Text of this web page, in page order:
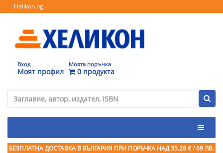
Helikon.bg
Вход
Моят профил
Моята поръчка
0 продукта
БЕЗПЛАТНА ДОСТАВКА В БЪЛГАРИЯ ПРИ ПОРЪЧКА НАД 35.28 € / 69 ЛВ.